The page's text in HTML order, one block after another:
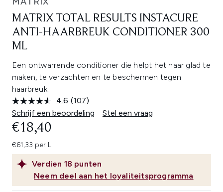
MATRIX TOTAL RESULTS INSTACURE
ANTI-HAARBREUK CONDITIONER 300
ML
Een ontwarrende conditioner die helpt het haar glad te
maken, te verzachten en te beschermen tegen
haarbreuk.
4.6 Lees
107
beoordelingen.
(107)
Schrijf een beoordeling
Stel een vraag
Verdien 18 punten
Neem deel aan het loyaliteitsprogramma
€18,40
€61,33 per L